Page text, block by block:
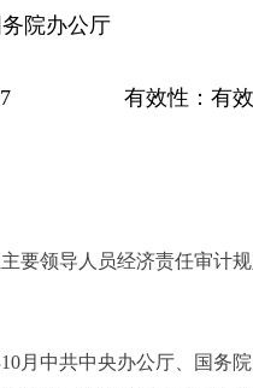
院办公厅
有效性：有效
领导人员经济责任审计
中共中央办公厅、国务